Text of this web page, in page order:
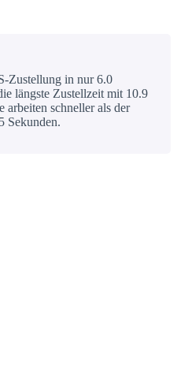
Zustellung in nur 6.0
längste Zustellzeit mit 10.9
arbeiten schneller als der
Sekunden.